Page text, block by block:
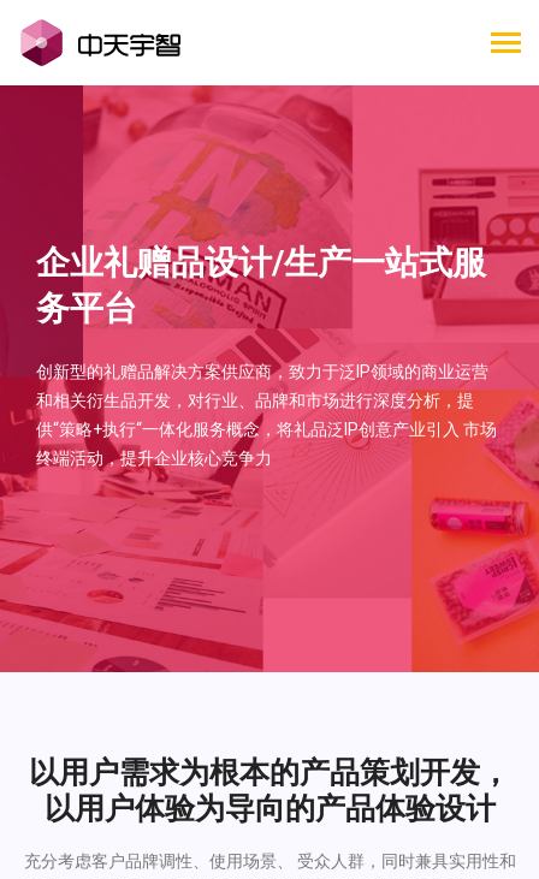
企业礼赠品设计/生产一站式服
务平台
创新型的礼赠品解决方案供应商，致力于泛IP领域的商业运营
和相关衍生品开发，对行业、品牌和市场进行深度分析，提
供“策略+执行“一体化服务概念，将礼品泛IP创意产业引入 市场
终端活动，提升企业核心竞争力
以用户需求为根本的产品策划开发，
以用户体验为导向的产品体验设计
充分考虑客户品牌调性、使用场景、 受众人群，同时兼具实用性和